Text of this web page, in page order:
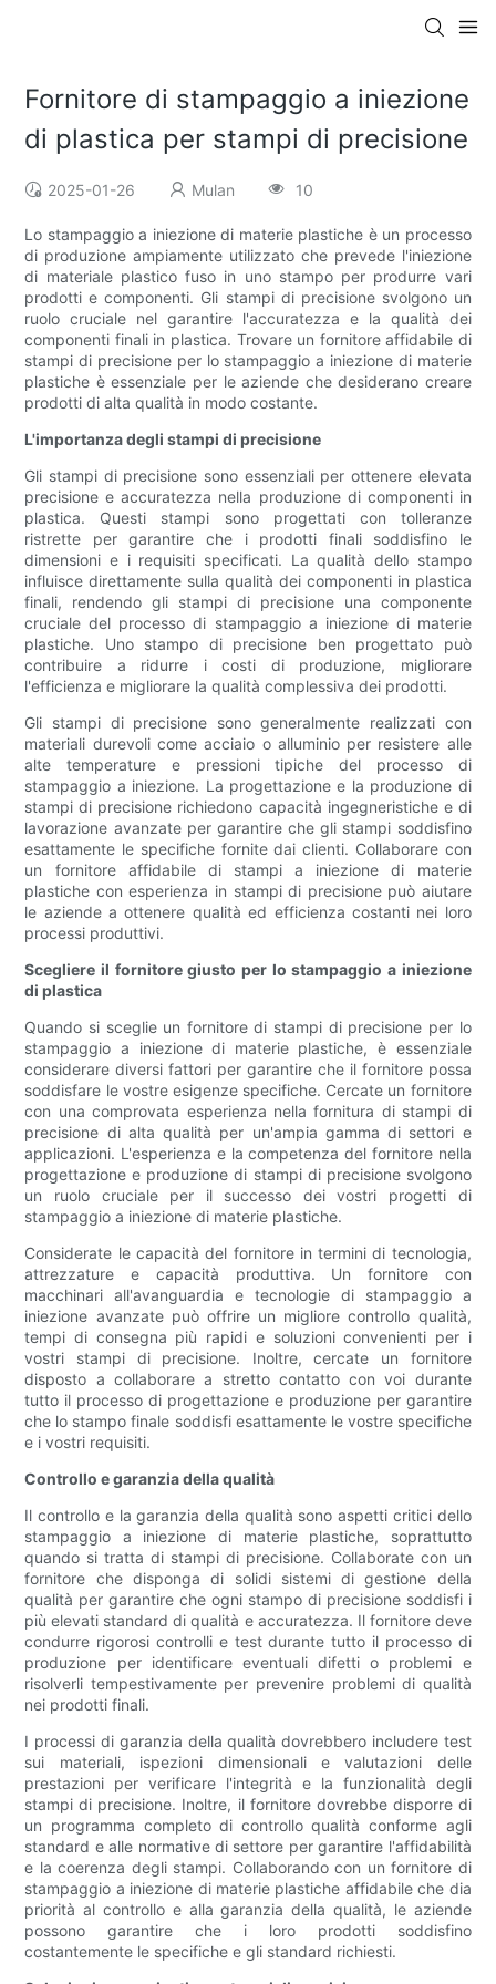
Fornitore di stampaggio a iniezione
di plastica per stampi di precisione
2025-01-26 Mulan 10
Lo stampaggio a iniezione di materie plastiche è un processo
di produzione ampiamente utilizzato che prevede l'iniezione
di materiale plastico fuso in uno stampo per produrre vari
prodotti e componenti. Gli stampi di precisione svolgono un
ruolo cruciale nel garantire l'accuratezza e la qualità dei
componenti finali in plastica. Trovare un fornitore affidabile di
stampi di precisione per lo stampaggio a iniezione di materie
plastiche è essenziale per le aziende che desiderano creare
prodotti di alta qualità in modo costante.
L'importanza degli stampi di precisione
Gli stampi di precisione sono essenziali per ottenere elevata
precisione e accuratezza nella produzione di componenti in
plastica. Questi stampi sono progettati con tolleranze
ristrette per garantire che i prodotti finali soddisfino le
dimensioni e i requisiti specificati. La qualità dello stampo
influisce direttamente sulla qualità dei componenti in plastica
finali, rendendo gli stampi di precisione una componente
cruciale del processo di stampaggio a iniezione di materie
plastiche. Uno stampo di precisione ben progettato può
contribuire a ridurre i costi di produzione, migliorare
l'efficienza e migliorare la qualità complessiva dei prodotti.
Gli stampi di precisione sono generalmente realizzati con
materiali durevoli come acciaio o alluminio per resistere alle
alte temperature e pressioni tipiche del processo di
stampaggio a iniezione. La progettazione e la produzione di
stampi di precisione richiedono capacità ingegneristiche e di
lavorazione avanzate per garantire che gli stampi soddisfino
esattamente le specifiche fornite dai clienti. Collaborare con
un fornitore affidabile di stampi a iniezione di materie
plastiche con esperienza in stampi di precisione può aiutare
le aziende a ottenere qualità ed efficienza costanti nei loro
processi produttivi.
Scegliere il fornitore giusto per lo stampaggio a iniezione
di plastica
Quando si sceglie un fornitore di stampi di precisione per lo
stampaggio a iniezione di materie plastiche, è essenziale
considerare diversi fattori per garantire che il fornitore possa
soddisfare le vostre esigenze specifiche. Cercate un fornitore
con una comprovata esperienza nella fornitura di stampi di
precisione di alta qualità per un'ampia gamma di settori e
applicazioni. L'esperienza e la competenza del fornitore nella
progettazione e produzione di stampi di precisione svolgono
un ruolo cruciale per il successo dei vostri progetti di
stampaggio a iniezione di materie plastiche.
Considerate le capacità del fornitore in termini di tecnologia,
attrezzature e capacità produttiva. Un fornitore con
macchinari all'avanguardia e tecnologie di stampaggio a
iniezione avanzate può offrire un migliore controllo qualità,
tempi di consegna più rapidi e soluzioni convenienti per i
vostri stampi di precisione. Inoltre, cercate un fornitore
disposto a collaborare a stretto contatto con voi durante
tutto il processo di progettazione e produzione per garantire
che lo stampo finale soddisfi esattamente le vostre specifiche
e i vostri requisiti.
Controllo e garanzia della qualità
Il controllo e la garanzia della qualità sono aspetti critici dello
stampaggio a iniezione di materie plastiche, soprattutto
quando si tratta di stampi di precisione. Collaborate con un
fornitore che disponga di solidi sistemi di gestione della
qualità per garantire che ogni stampo di precisione soddisfi i
più elevati standard di qualità e accuratezza. Il fornitore deve
condurre rigorosi controlli e test durante tutto il processo di
produzione per identificare eventuali difetti o problemi e
risolverli tempestivamente per prevenire problemi di qualità
nei prodotti finali.
I processi di garanzia della qualità dovrebbero includere test
sui materiali, ispezioni dimensionali e valutazioni delle
prestazioni per verificare l'integrità e la funzionalità degli
stampi di precisione. Inoltre, il fornitore dovrebbe disporre di
un programma completo di controllo qualità conforme agli
standard e alle normative di settore per garantire l'affidabilità
e la coerenza degli stampi. Collaborando con un fornitore di
stampaggio a iniezione di materie plastiche affidabile che dia
priorità al controllo e alla garanzia della qualità, le aziende
possono garantire che i loro prodotti soddisfino
costantemente le specifiche e gli standard richiesti.